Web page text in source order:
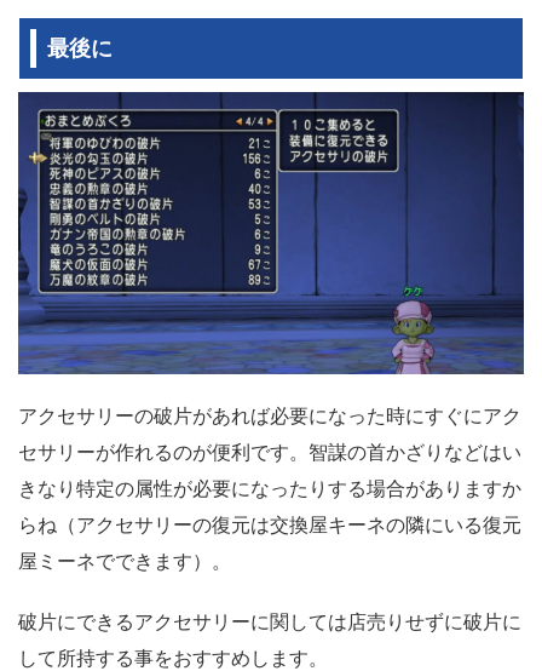
最後に
アクセサリーの破片があれば必要になった時にすぐにアク
セサリーが作れるのが便利です。智謀の首かざりなどはい
きなり特定の属性が必要になったりする場合がありますか
らね（アクセサリーの復元は交換屋キーネの隣にいる復元
屋ミーネでできます）。
破片にできるアクセサリーに関しては店売りせずに破片に
して所持する事をおすすめします。